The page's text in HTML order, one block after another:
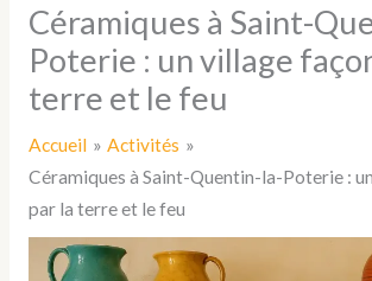
Céramiques à Saint-
Poterie : un village
terre et le feu
Accueil
Activités
Céramiques à Saint-Quentin-la-Poterie :
par la terre et le feu